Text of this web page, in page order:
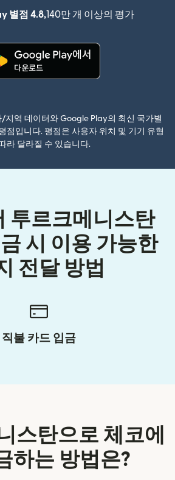
별점 4.8,140만 개 이상의 평가
지역 데이터와 Google Play의 최신 국가별
점입니다. 평점은 사용자 위치 및 기기 유형
라 달라질 수 있습니다.
투르크메니스탄
시 이용 가능한
전달 방법
직불 카드 입금
스탄으로 체코에
하는 방법은?